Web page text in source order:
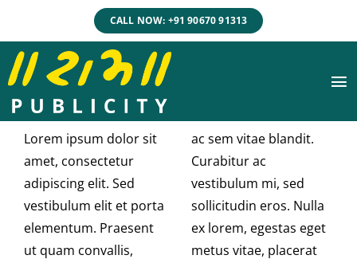
content
CALL NOW: +91 90670 91313
HOME
ABOUT US
SERVICES
Lorem ipsum dolor sit
amet, consectetur
adipiscing elit. Sed
vestibulum elit et porta
elementum. Praesent
ut quam convallis,
ac sem vitae blandit.
Curabitur ac
vestibulum mi, sed
sollicitudin eros. Nulla
ex lorem, egestas eget
metus vitae, placerat